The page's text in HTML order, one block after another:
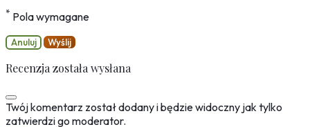
* Pola wymagane
Anuluj Wyślij
Recenzja została wysłana
Twój komentarz został dodany i będzie widoczny jak tylko
zatwierdzi go moderator.